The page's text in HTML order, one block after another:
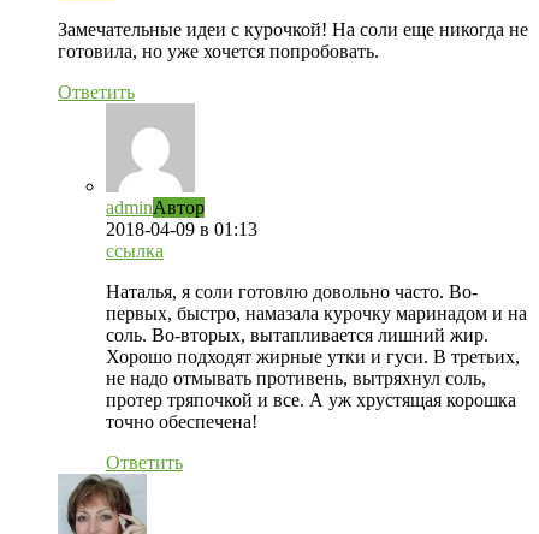
Замечательные идеи с курочкой! На соли еще никогда не
готовила, но уже хочется попробовать.
Ответить
adminАвтор
2018-04-09 в 01:13
ссылка
Наталья, я соли готовлю довольно часто. Во-
первых, быстро, намазала курочку маринадом и на
соль. Во-вторых, вытапливается лишний жир.
Хорошо подходят жирные утки и гуси. В третьих,
не надо отмывать противень, вытряхнул соль,
протер тряпочкой и все. А уж хрустящая корошка
точно обеспечена!
Ответить